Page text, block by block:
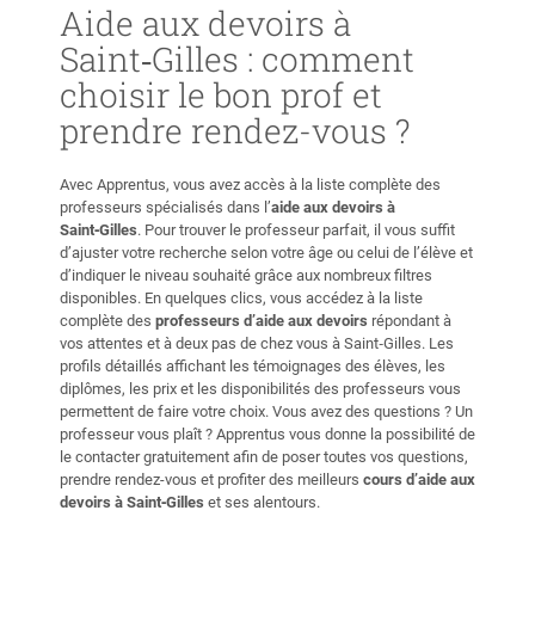
Aide aux devoirs à
Saint‑Gilles : comment
choisir le bon prof et
prendre rendez-vous ?
Avec Apprentus, vous avez accès à la liste complète des
professeurs spécialisés dans l’aide aux devoirs à
Saint‑Gilles. Pour trouver le professeur parfait, il vous suffit
d’ajuster votre recherche selon votre âge ou celui de l’élève et
d’indiquer le niveau souhaité grâce aux nombreux filtres
disponibles. En quelques clics, vous accédez à la liste
complète des professeurs d’aide aux devoirs répondant à
vos attentes et à deux pas de chez vous à Saint‑Gilles. Les
profils détaillés affichant les témoignages des élèves, les
diplômes, les prix et les disponibilités des professeurs vous
permettent de faire votre choix. Vous avez des questions ? Un
professeur vous plaît ? Apprentus vous donne la possibilité de
le contacter gratuitement afin de poser toutes vos questions,
prendre rendez-vous et profiter des meilleurs cours d’aide aux
devoirs à Saint‑Gilles et ses alentours.